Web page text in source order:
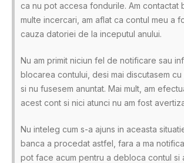
ca nu pot accesa fondurile. Am contactat
multe incercari, am aflat ca contul meu a
cauza datoriei de la inceputul anului.
Nu am primit niciun fel de notificare sau
blocarea contului, desi mai discutasem
si nu fusesem anuntat. Mai mult, am
acest cont si nici atunci nu am fost
Nu inteleg cum s-a ajuns in aceasta
banca a procedat astfel, fara a ma
pot face acum pentru a debloca contul si